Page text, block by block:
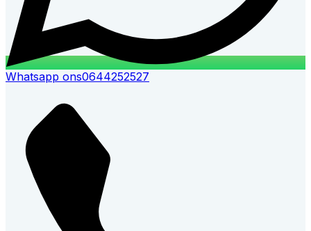
Whatsapp ons0644252527